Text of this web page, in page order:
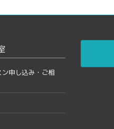
申し込み・ご相